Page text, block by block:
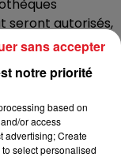
seront autorisés,
dans les bars. Il
dans les
notre priorité
based on
or access
advertising; Create
select personalised
sans accepter